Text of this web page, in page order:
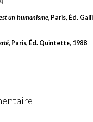
un humanisme, Paris, Éd.
, Paris, Éd. Quintette, 1988